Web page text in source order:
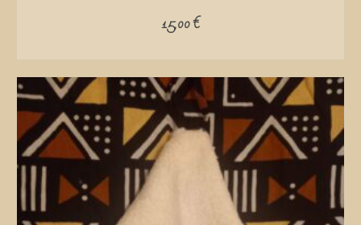
15,00€